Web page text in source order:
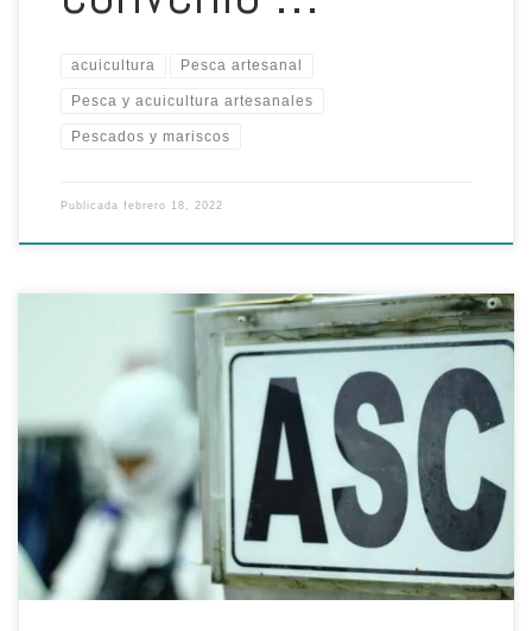
acuicultura Pesca artesanal
Pesca y acuicultura artesanales
Pescados y mariscos
Publicada febrero 18, 2022
Análisis Por: Artemia Salinas * Hoy en día con un presupuesto
relativamente bajo, utilizando el marketing digital, a través de
influencers, o personas que son influyentes en ciertas comunidades
de consumidores, se pueden mandar mensajes poderosos que
muestren el peligro ambiental que puede significar para el mundo
seguir consumiendo pescados […]